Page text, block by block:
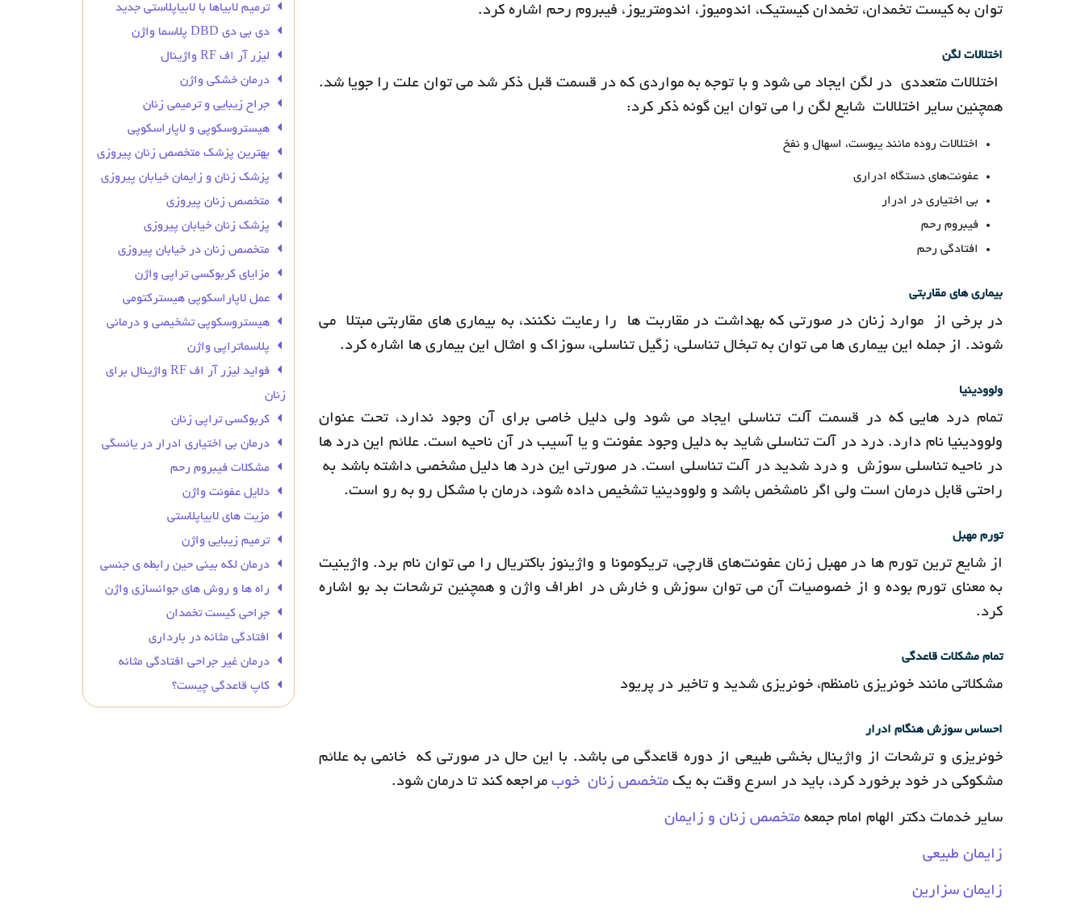
توان به کیست تخمدان، تخمدان کیستیک، اندومیوز، اندومتریوز، فیبروم رحم اشاره کرد.
اختلالات لگن
اختلالات متعددی در لگن ایجاد می شود و با توجه به مواردی که در قسمت قبل ذکر شد می توان علت را جویا شد.
همچنین سایر اختلالات شایع لگن را می توان این گونه ذکر کرد:
اختلالات روده مانند یبوست، اسهال و نفخ
عفونت‌های دستگاه ادراری
بی اختیاری در ادرار
فیبروم رحم
افتادگی رحم
بیماری های مقاربتی
در برخی از موارد زنان در صورتی که بهداشت در مقاربت ها را رعایت نکنند، به بیماری های مقاربتی مبتلا می
شوند. از جمله این بیماری ها می توان به تبخال تناسلی، زگیل تناسلی، سوزاک و امثال این بیماری ها اشاره کرد.
ولوودینیا
تمام درد هایی که در قسمت آلت تناسلی ایجاد می شود ولی دلیل خاصی برای آن وجود ندارد، تحت عنوان
ولوودینیا نام دارد. درد در آلت تناسلی شاید به دلیل وجود عفونت و یا آسیب در آن ناحیه است. علائم این درد ها
در ناحیه تناسلی سوزش و درد شدید در آلت تناسلی است. در صورتی این درد ها دلیل مشخصی داشته باشد به
راحتی قابل درمان است ولی اگر نامشخص باشد و ولوودینیا تشخیص داده شود، درمان با مشکل رو به رو است.
تورم مهبل
از شایع ترین تورم ها در مهبل زنان عفونت‌های قارچی، تریکومونا و واژینوز باکتریال را می توان نام برد. واژینیت
به معنای تورم بوده و از خصوصیات آن می توان سوزش و خارش در اطراف واژن و همچنین ترشحات بد بو اشاره
کرد.
تمام مشکلات قاعدگی
مشکلاتی مانند خونریزی نامنظم، خونریزی شدید و تاخیر در پریود
احساس سوزش هنگام ادرار
خونریزی و ترشحات از واژینال بخشی طبیعی از دوره قاعدگی می باشد. با این حال در صورتی که خانمی به علائم
مشکوکی در خود برخورد کرد، باید در اسرع وقت به یک متخصص زنان خوب مراجعه کند تا درمان شود.
سایر خدمات دکتر الهام امام جمعه متخصص زنان و زایمان
زایمان طبیعی
زایمان سزارین
ترمیم لابیاها با لابیاپلاستی جدید
دی بی دی DBD پلاسما واژن
لیزر آر اف RF واژینال
درمان خشکی واژن
جراح زیبایی و ترمیمی زنان
هیستروسکوپی و لاپاراسکوپی
بهترین پزشک متخصص زنان پیروزی
پزشک زنان و زایمان خیابان پیروزی
متخصص زنان پیروزی
پزشک زنان خیابان پیروزی
متخصص زنان در خیابان پیروزی
مزایای کربوکسی تراپی واژن
عمل لاپاراسکوپی هیسترکتومی
هیستروسکوپی تشخیصی و درمانی
پلاسماتراپی واژن
فواید لیزر آر اف RF واژینال برای
زنان
کربوکسی تراپی زنان
درمان بی‌ اختیاری ادرار در یائسگی
مشکلات فیبروم رحم
دلایل عفونت واژن
مزیت های لابیاپلاستی
ترمیم زیبایی واژن
درمان لکه بینی حین رابطه ی جنسی
راه ها و روش های جوانسازی واژن
جراحی کیست تخمدان
افتادگی مثانه در بارداری
درمان غیر جراحی افتادگی مثانه
کاپ قاعدگی چیست؟